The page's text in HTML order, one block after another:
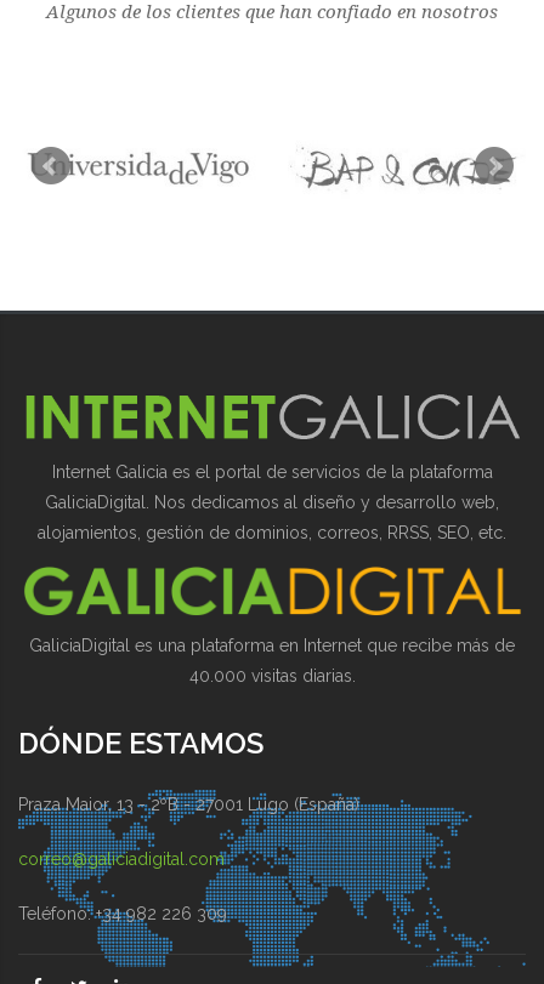
Algunos de los clientes que han confiado en nosotros
Internet Galicia es el portal de servicios de la plataforma
GaliciaDigital. Nos dedicamos al diseño y desarrollo web,
alojamientos, gestión de dominios, correos, RRSS, SEO, etc.
GaliciaDigital es una plataforma en Internet que recibe más de
40.000 visitas diarias.
DÓNDE ESTAMOS
Praza Maior, 13 - 2ºB - 27001 Lugo (España)
correo@galiciadigital.com
Teléfono: +34 982 226 309